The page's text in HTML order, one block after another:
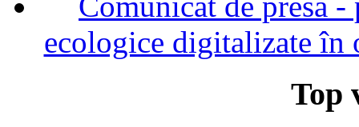
ecologice digitalizate în
Top